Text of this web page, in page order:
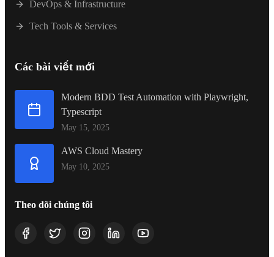
DevOps & Infrastructure
Tech Tools & Services
Các bài viết mới
Modern BDD Test Automation with Playwright,
Typescript
May 15, 2025
AWS Cloud Mastery
May 10, 2025
Theo dõi chúng tôi